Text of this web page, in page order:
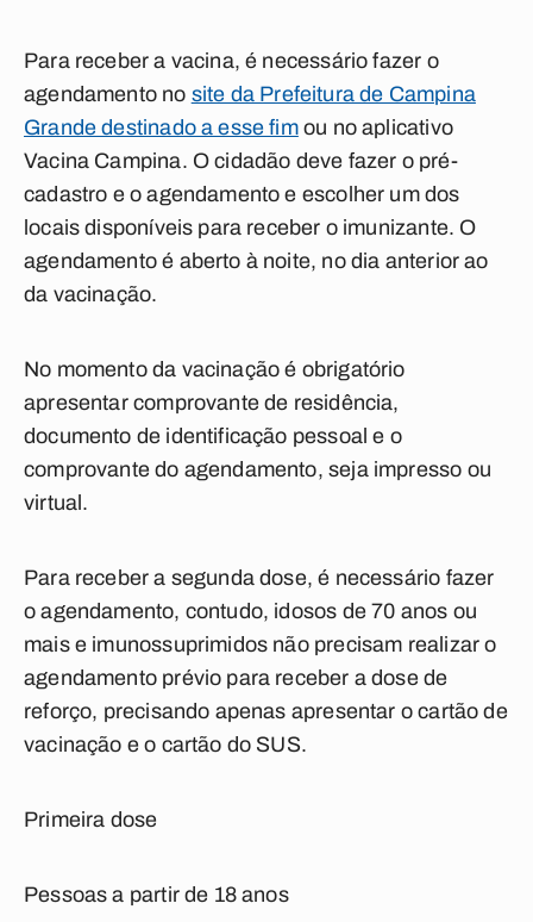
Para receber a vacina, é necessário fazer o
agendamento no site da Prefeitura de Campina
Grande destinado a esse fimou no aplicativo
Vacina Campina. O cidadão deve fazer o pré-
cadastro e o agendamento e escolher um dos
locais disponíveis para receber o imunizante. O
agendamento é aberto à noite, no dia anterior ao
da vacinação.
No momento da vacinação é obrigatório
apresentar comprovante de residência,
documento de identificação pessoal e o
comprovante do agendamento, seja impresso ou
virtual.
Para receber a segunda dose, é necessário fazer
o agendamento, contudo, idosos de 70 anos ou
mais e imunossuprimidos não precisam realizar o
agendamento prévio para receber a dose de
reforço, precisando apenas apresentar o cartão de
vacinação e o cartão do SUS.
Primeira dose
Pessoas a partir de 18 anos